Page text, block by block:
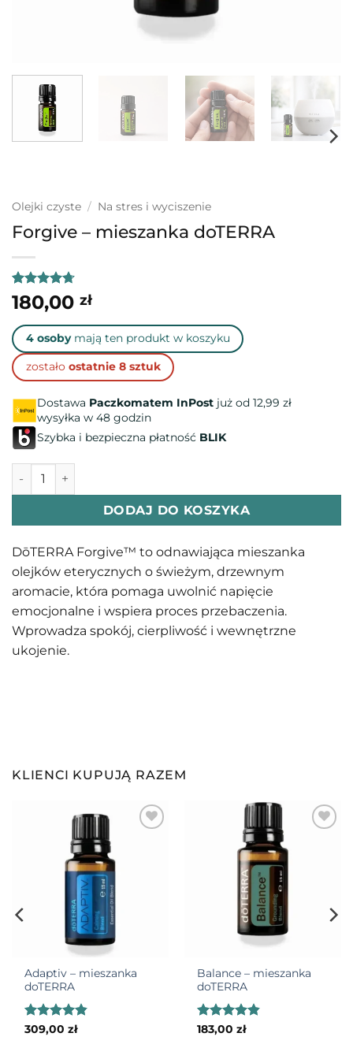
Olejki czyste / Na stres i wyciszenie
Forgive – mieszanka doTERRA
Oceniony
4.71na 5
podstawie
24
ocen
klientów
180,00 zł
4 osobymają ten produkt w koszyku
zostało ostatnie 8 sztuk
Dostawa Paczkomatem InPost już od 12,99 zł
wysyłka w 48 godzin
Szybka i bezpieczna płatność BLIK
ilość Forgive - mieszanka doTERRA
DODAJ DO KOSZYKA
DōTERRA Forgive™ to odnawiająca mieszanka
olejków eterycznych o świeżym, drzewnym
aromacie, która pomaga uwolnić napięcie
emocjonalne i wspiera proces przebaczenia.
Wprowadza spokój, cierpliwość i wewnętrzne
ukojenie.
KLIENCI KUPUJĄ RAZEM
Adaptiv – mieszanka
doTERRA
Oceniono
309,00zł
Balance – mieszanka
doTERRA
Oceniono
183,00zł